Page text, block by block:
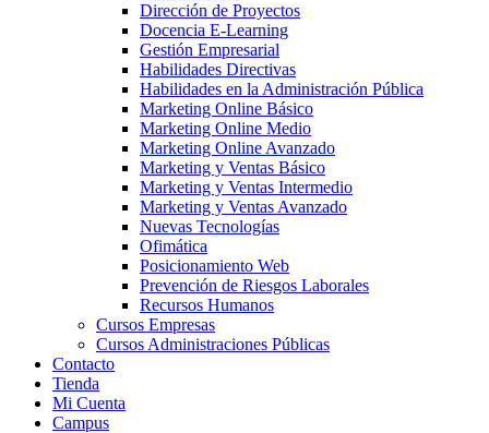
Dirección de Proyectos
Docencia E-Learning
Gestión Empresarial
Habilidades Directivas
Habilidades en la Administración Pública
Marketing Online Básico
Marketing Online Medio
Marketing Online Avanzado
Marketing y Ventas Básico
Marketing y Ventas Intermedio
Marketing y Ventas Avanzado
Nuevas Tecnologías
Ofimática
Posicionamiento Web
Prevención de Riesgos Laborales
Recursos Humanos
Cursos Empresas
Cursos Administraciones Públicas
Contacto
Tienda
Mi Cuenta
Campus